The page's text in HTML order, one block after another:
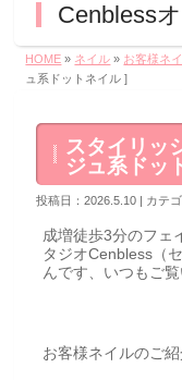
Cenbless
HOME » ネイル » お客様ネ
ュ系ドットネイル ]
スタイリッ
ジュ系ドッ
投稿日：2026.5.10 | カテゴ
成増徒歩3分のフェ
タジオCenbless（
んです、いつもご
お客様ネイルのご紹